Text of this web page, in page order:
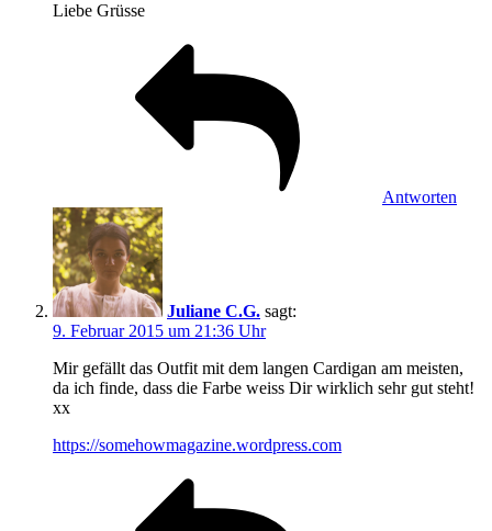
Liebe Grüsse
Antworten
Juliane C.G. sagt:
9. Februar 2015 um 21:36 Uhr
Mir gefällt das Outfit mit dem langen Cardigan am meisten,
da ich finde, dass die Farbe weiss Dir wirklich sehr gut steht!
xx
https://somehowmagazine.wordpress.com